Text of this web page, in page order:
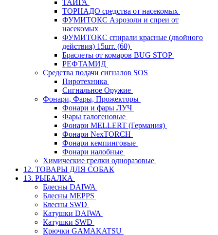
ТАЙГА
ТОРНАДО средства от насекомых
ФУМИТОКС Аэрозоли и спреи от
насекомых
ФУМИТОКС спирали красные (двойного
действия) 15шт. (60)
Браслеты от комаров BUG STOP
РЕФТАМИД
Средства подачи сигналов SOS
Пиротехника
Сигнальное Оружие
Фонари, Фары, Прожекторы
Фонари и фары ЛУЧ
Фары галогеновые
Фонари MELLERT (Германия)
Фонари NexTORCH
Фонари кемпинговые
Фонари налобные
Химические грелки одноразовые
12. ТОВАРЫ ДЛЯ СОБАК
13. РЫБАЛКА
Блесны DAIWA
Блесны MEPPS
Блесны SWD
Катушки DAIWA
Катушки SWD
Крючки GAMAKATSU